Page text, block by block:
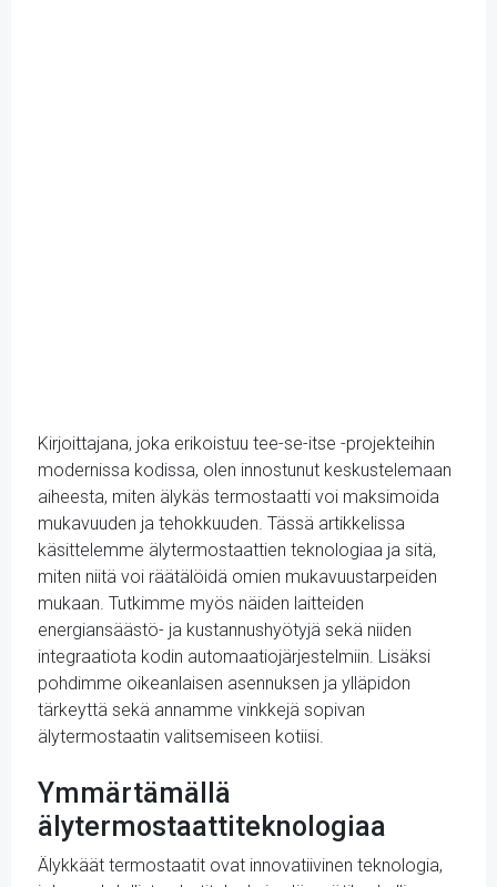
Kirjoittajana, joka erikoistuu tee-se-itse -projekteihin
modernissa kodissa, olen innostunut keskustelemaan
aiheesta, miten älykäs termostaatti voi maksimoida
mukavuuden ja tehokkuuden. Tässä artikkelissa
käsittelemme älytermostaattien teknologiaa ja sitä,
miten niitä voi räätälöidä omien mukavuustarpeiden
mukaan. Tutkimme myös näiden laitteiden
energiansäästö- ja kustannushyötyjä sekä niiden
integraatiota kodin automaatiojärjestelmiin. Lisäksi
pohdimme oikeanlaisen asennuksen ja ylläpidon
tärkeyttä sekä annamme vinkkejä sopivan
älytermostaatin valitsemiseen kotiisi.
Ymmärtämällä
älytermostaattiteknologiaa
Älykkäät termostaatit ovat innovatiivinen teknologia,